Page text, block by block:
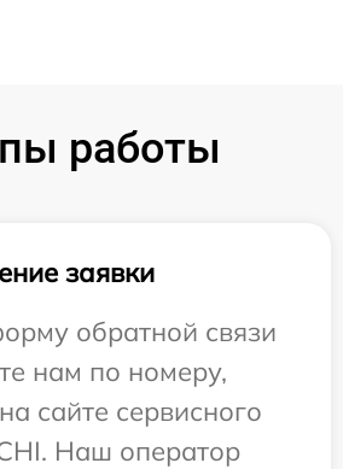
работы
заявки
обратной связи
нам по номеру,
сайте сервисного
Наш оператор